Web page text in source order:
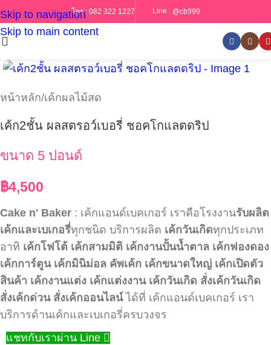
Skip to navigation
Skip to main content
โทร : 082 322 1227 Line : @cb999
หน้าหลัก/เค้กผลไม้สด
เค้ก2ชั้น ผลสตรอว์เบอรี่ ชอคโกแลตดริป
ขนาด 5 ปอนด์
฿4,500
Cake n' Baker : เค้กแอนด์เบคเกอร์ เราคือโรงงานรับผลิต
เค้กและเบเกอรี่ทุกชนิด บริการผลิต เค้กวันเกิดทุกประเภท
อาทิ เค้กโฟโต้ เค้กสามมิติ เค้กงานปั้นน้ำตาล เค้กฟองดอง
เค้กการ์ตูน เค้กมินิม่อล คัพเค้ก เค้กขนาดใหญ่ เค้กเปิดตัว
สินค้า เค้กงานแต่ง เค้กแต่งงาน เค้กวันเกิด สั่งเค้กวันเกิด
สั่งเค้กด่วน สั่งเค้กออนไลน์ได้ที่ เค้กแอนด์เบคเกอร์ เรา
บริการด้านเค้กและเบเกอรี่ครบวงจร
แชทกับเราผ่าน Line